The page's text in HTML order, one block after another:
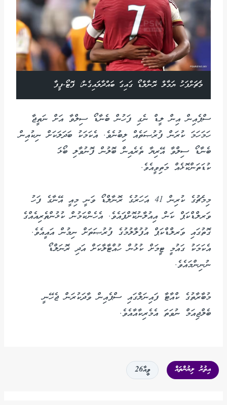
މެޗަށްފަހު ޔަމާލް ރޮނާލްޑޯ ގައިގަ ބައްދާލައިގެން: ފޮޓޯ-ފީފާ
ސްޕެއިން އިން ލީޑް ނެގި ފަހުން ބެނާޑޯ ސިލްވާ އަށް ނަތީޖާ
ހަމަހަމަ ކުރަން ފުރުޞަތެއް ލިބުނެވެ. އެކަމަކު ބަދަލަކަށް ނިކުއިން
ބެނާޑޯ ސިލްވާ އޭރިޔާ ތެރެއިން ބޮލުން ފޮނުވާލި ބޯޅަ
ކުޑަތަންކޮޅެއް މަތިވީއެވެ.
މިމެޗުގެ ކުރިން 41 އަހަރުގެ ރޮނާލްޑޯ ވަނީ މިއީ އޭނާގެ ފަހު
ވަރލްޑްކަޕް ކަން އިއުލާނުކޮށްފައެވެ. އެހެންކަމުން ކުޅުންތެރިއެއްގެ
ގޮތުގައި ވަރލްޑްކަޕް އުފުލާލުމުގެ ފުރުޞަތަށް ނިމުން އައީއެވެ.
އެކަމަކު ގައުމީ ޓީމަށް ކުޅުން ހުއްޓާލާކަށް އަދި ރޮނަލްޑޯ
ނުނިންމައެވެ.
މުބާރާތުގެ ކްއާޓާ ފައިނަލްގައި ސްޕެއިން ވާދަކުރަން ޖެހޭނީ
ބެލްޖިއަމް ނުވަތަ އެމެރިކާއާއެވެ.
އިތުރު ލިޔުންތައް ވީއާ26